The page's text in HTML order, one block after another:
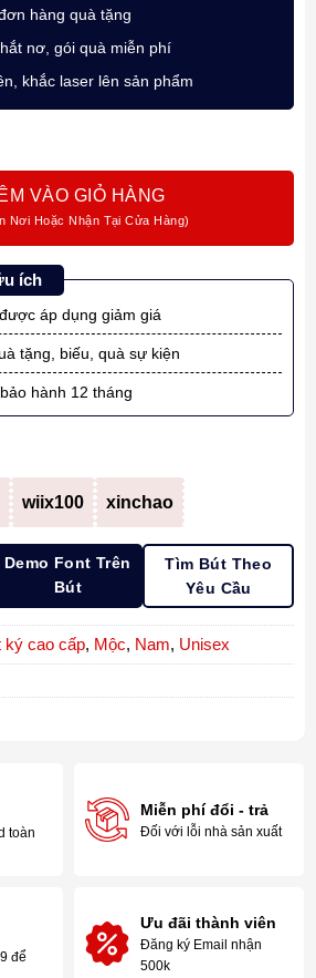
hàng quà tặng
nơ, gói quà miễn phí
khắc laser lên sản phẩm
LEGNO RIDGE 3+1 Xanh Lá Bút Bi
VÀO GIỎ HÀNG
ích
áp dụng giảm giá
tặng, biếu, quà sự kiện
hành 12 tháng
wiix100 xinchao
Demo Font Trên
Bút
Tìm Bút Theo
Yêu Cầu
ký cao cấp, Mộc, Nam, Unisex
toàn
Miễn phí đổi - trả
Đối với lỗi nhà sản xuất
để
Ưu đãi thành viên
Đăng ký Email nhận
500k